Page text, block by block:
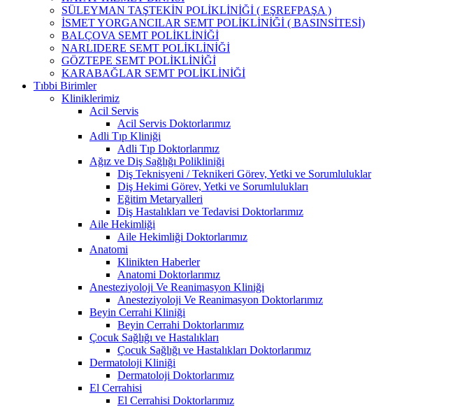
SÜLEYMAN TAŞTEKİN POLİKLİNİĞİ ( EŞREFPAŞA )
İSMET YORGANCILAR SEMT POLİKLİNİĞİ ( BASINSİTESİ)
BALÇOVA SEMT POLİKLİNİĞİ
NARLIDERE SEMT POLİKLİNİĞİ
GÖZTEPE SEMT POLİKLİNİĞİ
KARABAĞLAR SEMT POLİKLİNİĞİ
Tıbbi Birimler
Kliniklerimiz
Acil Servis
Acil Servis Doktorlarımız
Adli Tıp Kliniği
Adli Tıp Doktorlarımız
Ağız ve Diş Sağlığı Polikliniği
Diş Teknisyeni / Teknikeri Görev, Yetki ve Sorumluluklar
Diş Hekimi Görev, Yetki ve Sorumlulukları
Eğitim Metaryalleri
Diş Hastalıkları ve Tedavisi Doktorlarımız
Aile Hekimliği
Aile Hekimliği Doktorlarımız
Anatomi
Klinikten Haberler
Anatomi Doktorlarımız
Anesteziyoloji Ve Reanimasyon Kliniği
Anesteziyoloji Ve Reanimasyon Doktorlarımız
Beyin Cerrahi Kliniği
Beyin Cerrahi Doktorlarımız
Çocuk Sağlığı ve Hastalıkları
Çocuk Sağlığı ve Hastalıkları Doktorlarımız
Dermatoloji Kliniği
Dermatoloji Doktorlarımız
El Cerrahisi
El Cerrahisi Doktorlarımız